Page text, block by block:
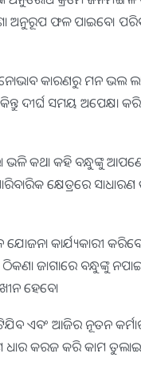
ଅନୁରୂପ ଫଳ ପାଇବେ।
କାରଣରୁ ମନ ଭଲ ଲାଗିବ
କିନ୍ତୁ ଦୀର୍ଘ ସମୟ
ଭଳି କଥା କହି ବନ୍ଧୁଙ୍କୁ
କ୍ଷେତ୍ରରେ
କାର୍ଯ୍ୟକାରୀ
ଜାଗାରେ ବନ୍ଧୁଙ୍କୁ
ହେବେ।
ଏବଂ ଆଜିର ନୂତନ
କରଜ କରି କାମ